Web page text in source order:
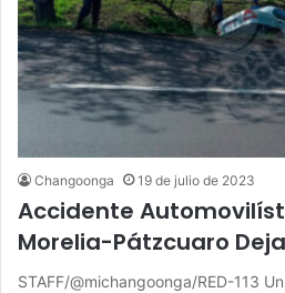
Changoonga 19 de julio de 2023
Accidente
Morelia-Pátzcuaro
STAFF/@michangoonga/RED-113